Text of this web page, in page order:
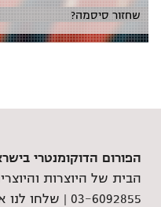
שחזור סיסמה?
הפורום הדוקומנטרי
הבית של היוצרות
03-6092855 |
שלחו לנו